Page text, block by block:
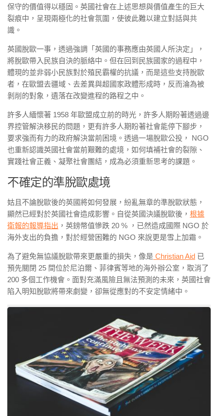
保守的價值得以穩固。英國社會在上述思想與價值產生的巨大
裂痕中，呈現兩極化的社會氛圍，使彼此難以建立對話與共
識。
英國脫歐一事，透過強調「英國的事務應由英國人所決定」，
將脫歐帶入民族自決的脈絡中。但在回到民族國家的過程中，
體現的並非弱小民族對於殖民霸權的抗議，而是這些支持脫歐
者，在歐盟去疆域、去差異與超國家政體形成時，反而淪為被
剝削的對象，遺落在改變進程的路程之中。
許多人緬懷著 1958 年歐盟成立前的時光，許多人期盼著透過邊
界控管解決移民的問題，更有許多人期盼著社會能停下腳步，
要求強而有力的政府解決當前困境。透過一場脫歐公投， NGO
也重新認識英國社會當前艱難的處境，如何填補社會的裂隙、
實踐社會正義、凝聚社會團結，成為必須重新思考的課題。
不確定的準脫歐處境
姑且不論脫歐後的英國將如何發展，紛亂無章的準脫歐狀態，
顯然已經對於英國社會造成影響。自從英國決議脫歐後， 根據
衛報的報導指出 ，英鎊幣值慘跌 20 % ，已然造成國際 NGO 於
海外支出的負擔，對於經營困難的 NGO 來說更是雪上加霜。
為了避免無協議脫歐帶來更嚴重的損失，像是 Christian Aid 已
預先關閉 25 間位於尼泊爾、菲律賓等地的海外辦公室，取消了
200 多個工作機會。面對充滿風險且無法預測的未來，英國社會
陷入明知脫歐將帶來劇變，卻無從應對的不安定情緒中。